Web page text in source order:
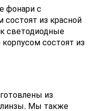
фонари с
из красной
светодиодные
состоят из
из
линзы. Мы также